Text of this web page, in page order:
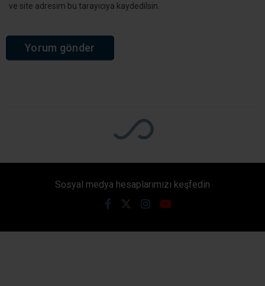
ve site adresim bu tarayıcıya kaydedilsin.
Sosyal medya hesaplarımızı keşfedin